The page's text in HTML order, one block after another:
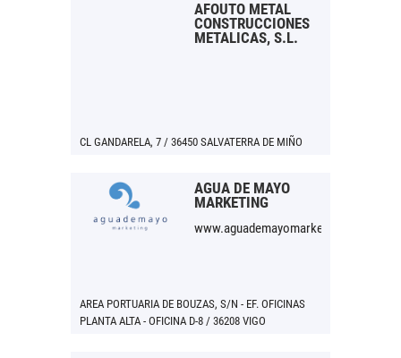
AFOUTO METAL
CONSTRUCCIONES
METALICAS, S.L.
CL GANDARELA, 7 / 36450 SALVATERRA DE MIÑO
AGUA DE MAYO
MARKETING
www.aguademayomarketing.com
AREA PORTUARIA DE BOUZAS, S/N - EF. OFICINAS
PLANTA ALTA - OFICINA D-8 / 36208 VIGO